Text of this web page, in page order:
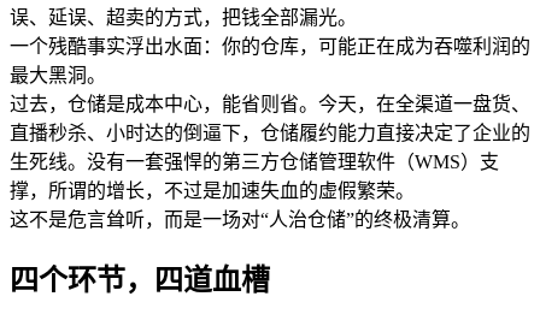
误、延误、超卖的方式，把钱全部漏光。
一个残酷事实浮出水面：你的仓库，可能正在成为吞噬利润的
最大黑洞。
过去，仓储是成本中心，能省则省。今天，在全渠道一盘货、
直播秒杀、小时达的倒逼下，仓储履约能力直接决定了企业的
生死线。没有一套强悍的第三方仓储管理软件（WMS）支
撑，所谓的增长，不过是加速失血的虚假繁荣。
这不是危言耸听，而是一场对“人治仓储”的终极清算。
四个环节，四道血槽